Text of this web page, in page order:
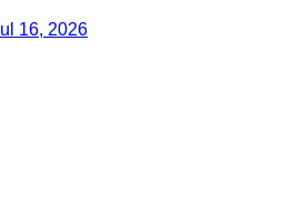
16, 2026